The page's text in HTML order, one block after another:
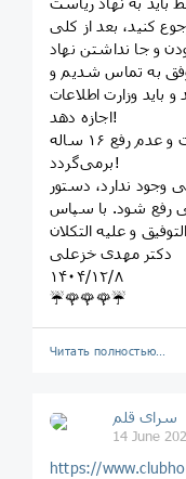
کنید، بعد از کلی
و جا نداشتن نهاد
به تماس شدیم و
باید وزارت اطلاعات
اجازه دهد!
ظاهرا همه چیز به یک منع وزارت و عدم رفع ۱۶ ساله
برمی‌گردد!
وجود ندارد، دستور
رفع شود. با سپاس
و علیه التکلان
دکتر مهدی خزعلی
۱۴۰۴/۱۲/۸
☔️🌹🌹🌹☔️
Читать полностью…
سرای قلم
14 June
https://